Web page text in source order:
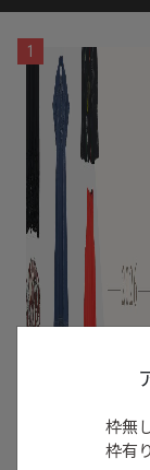
1
枠無
枠有